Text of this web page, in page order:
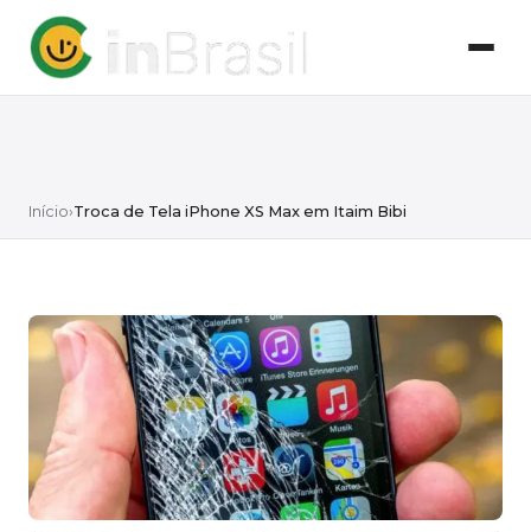
Início›Troca de Tela iPhone XS Max em Itaim Bibi